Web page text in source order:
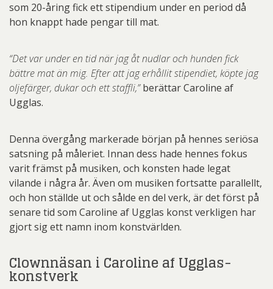
som 20-åring fick ett stipendium under en period då
hon knappt hade pengar till mat.
“Det var under en tid när jag åt nudlar och hunden fick
bättre mat än mig. Efter att jag erhållit stipendiet, köpte jag
oljefärger, dukar och ett staffli,”berättar Caroline af
Ugglas.
Denna övergång markerade början på hennes seriösa
satsning på måleriet. Innan dess hade hennes fokus
varit främst på musiken, och konsten hade legat
vilande i några år. Även om musiken fortsatte parallellt,
och hon ställde ut och sålde en del verk, är det först på
senare tid som Caroline af Ugglas konst verkligen har
gjort sig ett namn inom konstvärlden.
Clownnäsan i Caroline af Ugglas-
konstverk